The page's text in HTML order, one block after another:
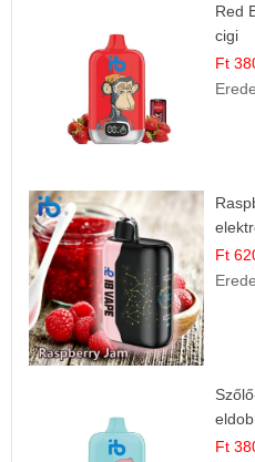
Red
cigi
Ft
Ft
Ft